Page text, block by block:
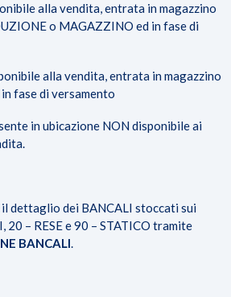
alla vendita, entrata in magazzino
o MAGAZZINO ed in fase di
alla vendita, entrata in magazzino
fase di versamento
in ubicazione NON disponibile ai
il dettaglio dei BANCALI stoccati sui
20 – RESE e 90 – STATICO tramite
BANCALI.